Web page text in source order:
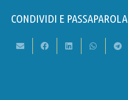
CONDIVIDI E PASSAPAROLA